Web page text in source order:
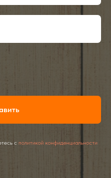
с политикой конфиденциальности